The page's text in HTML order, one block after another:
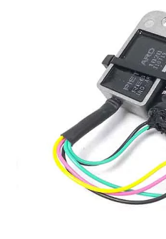
Herramientas Para Taller
Ropa para Motociclistas
Tienda Física Motosyrepuestos
FAQ Preguntas Frecuentes